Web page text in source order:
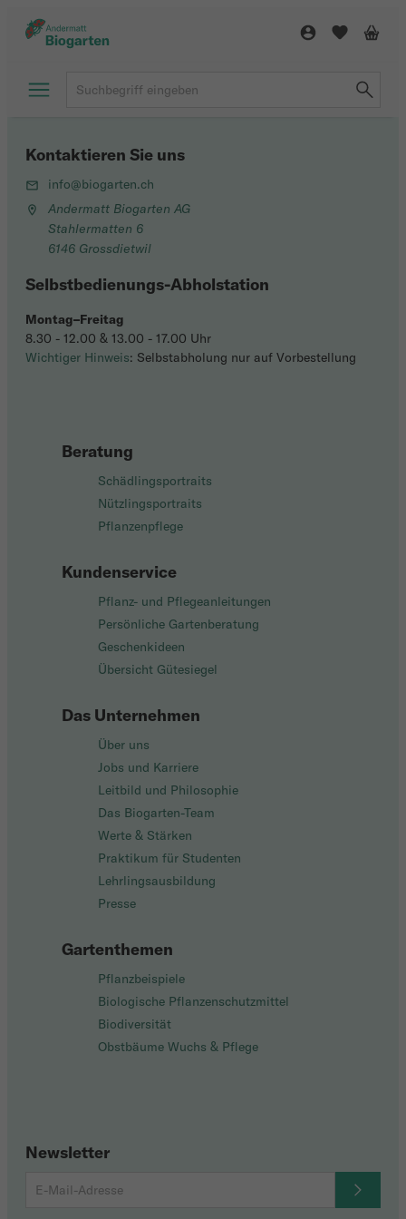
Beratung
Schädlingsportraits
Nützlingsportraits
Pflanzenpflege
Kundenservice
Pflanz- und Pflegeanleitungen
Persönliche Gartenberatung
Geschenkideen
Übersicht Gütesiegel
Das Unternehmen
Über uns
Jobs und Karriere
Leitbild und Philosophie
Das Biogarten-Team
Werte & Stärken
Praktikum für Studenten
Lehrlingsausbildung
Presse
Gartenthemen
Pflanzbeispiele
Biologische Pflanzenschutzmittel
Biodiversität
Obstbäume Wuchs & Pflege
Newsletter
Kontaktieren Sie uns
info@biogarten.ch
Andermatt Biogarten AG
Stahlermatten 6
6146 Grossdietwil
Selbstbedienungs-Abholstation
Montag–Freitag
8.30 - 12.00 & 13.00 - 17.00 Uhr
Wichtiger Hinweis: Selbstabholung nur auf Vorbestellung